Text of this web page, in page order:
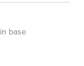
base